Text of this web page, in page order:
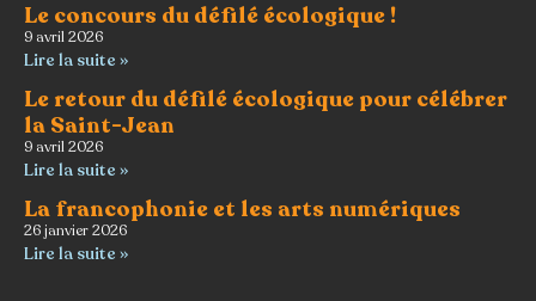
Le concours du défilé écologique !
9 avril 2026
Lire la suite »
Le retour du défilé écologique pour célébrer
la Saint-Jean
9 avril 2026
Lire la suite »
La francophonie et les arts numériques
26 janvier 2026
Lire la suite »